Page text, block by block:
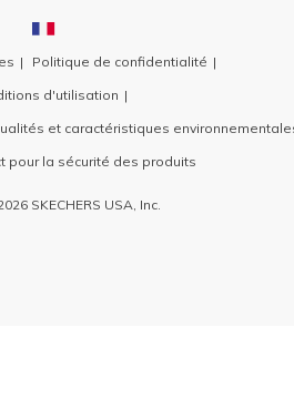
Politique de confidentialité
d'utilisation
et caractéristiques
pour la sécurité des produits
SKECHERS USA, Inc.